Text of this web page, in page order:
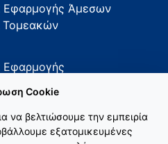
Εφαρμογής Άμεσων
Τομεακών
Εφαρμογής
Cookie
να βελτιώσουμε την εμπειρία
εξατομικευμένες